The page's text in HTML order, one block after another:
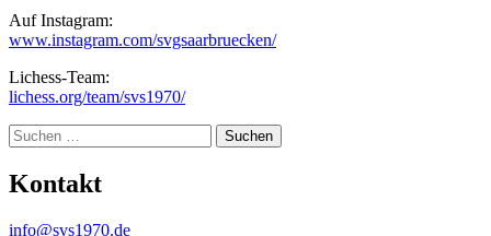
Auf Instagram:
www.instagram.com/svgsaarbruecken/
Lichess-Team:
lichess.org/team/svs1970/
Suche
Kontakt
info@svs1970.de